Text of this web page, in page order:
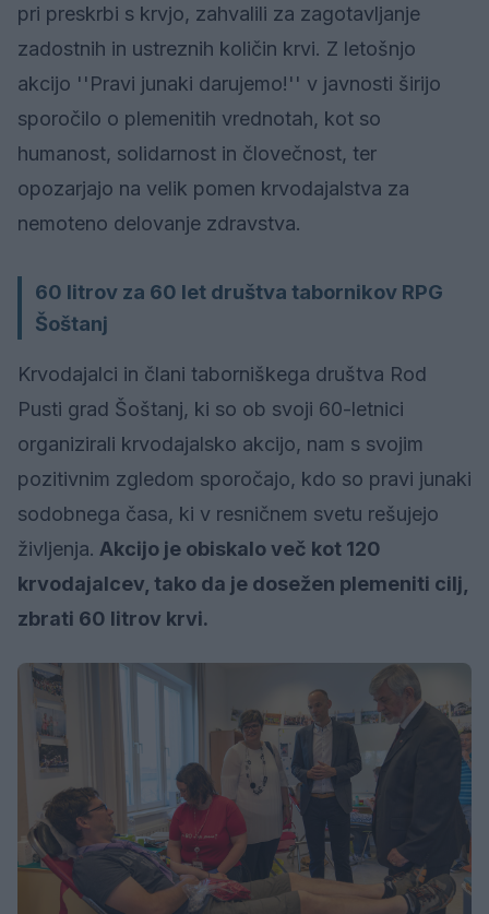
pri preskrbi s krvjo, zahvalili za zagotavljanje
zadostnih in ustreznih količin krvi. Z letošnjo
akcijo ''Pravi junaki darujemo!'' v javnosti širijo
sporočilo o plemenitih vrednotah, kot so
humanost, solidarnost in človečnost, ter
opozarjajo na velik pomen krvodajalstva za
nemoteno delovanje zdravstva.
60 litrov za 60 let društva tabornikov RPG
Šoštanj
Krvodajalci in člani taborniškega društva Rod
Pusti grad Šoštanj, ki so ob svoji 60-letnici
organizirali krvodajalsko akcijo, nam s svojim
pozitivnim zgledom sporočajo, kdo so pravi junaki
sodobnega časa, ki v resničnem svetu rešujejo
življenja. Akcijo je obiskalo več kot 120
krvodajalcev, tako da je dosežen plemeniti cilj,
zbrati 60 litrov krvi.